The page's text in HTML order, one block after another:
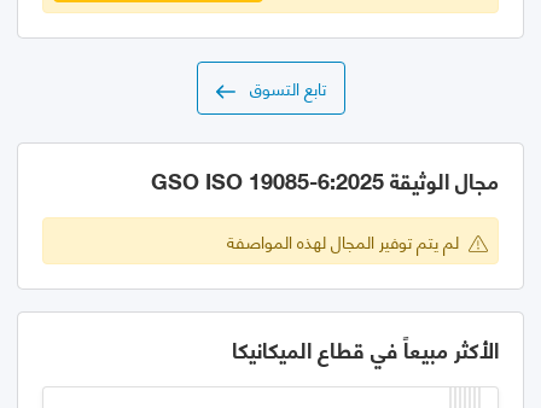
تابع التسوق
مجال الوثيقة GSO ISO 19085-6:2025
لم يتم توفير المجال لهذه المواصفة
الأكثر مبيعاً في قطاع الميكانيكا